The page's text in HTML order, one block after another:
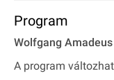
Program
Wolfgang
A program